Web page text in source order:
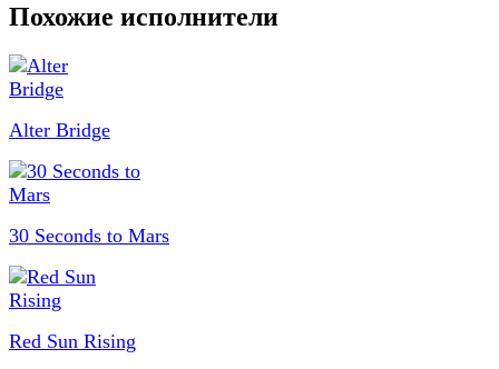
Похожие исполнители
Alter Bridge
30 Seconds to Mars
Red Sun Rising